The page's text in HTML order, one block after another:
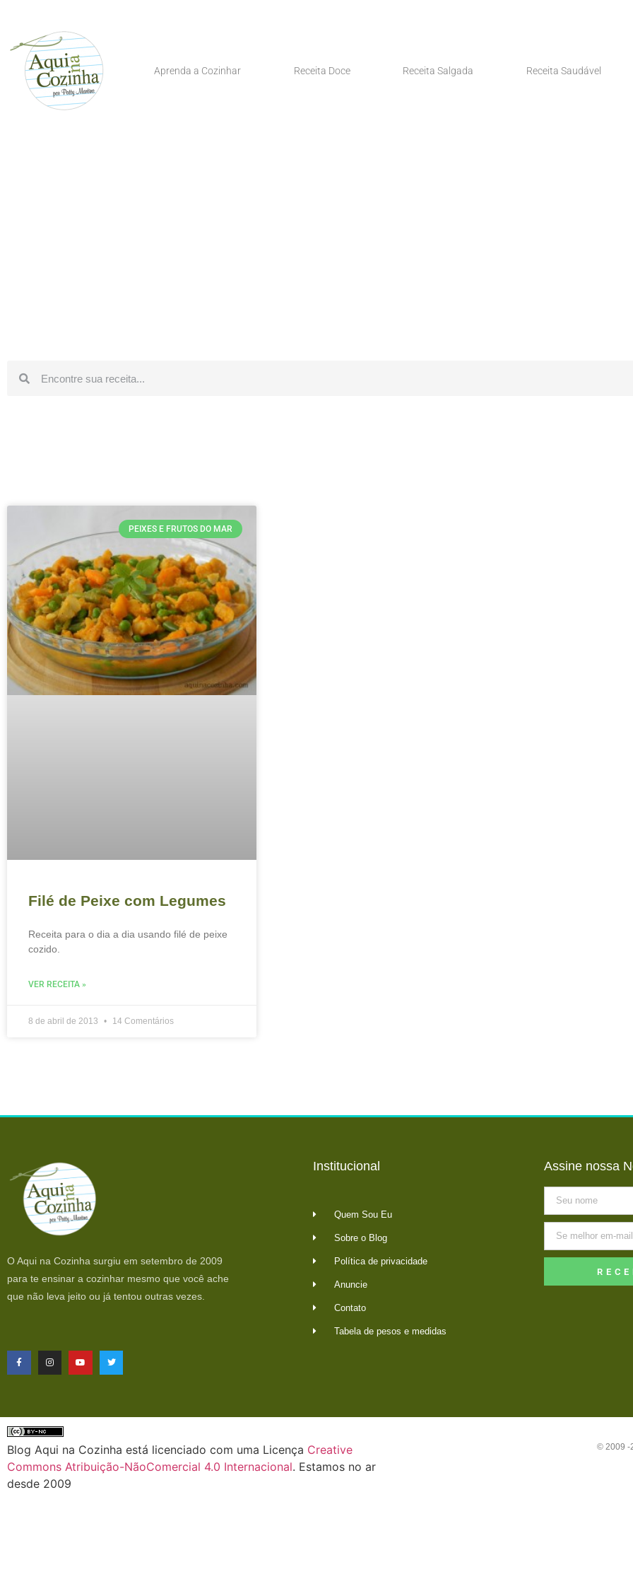
Aprenda a Cozinhar Receita Doce Receita Salgada Receita Saudável
PEIXES E FRUTOS DO MAR
Filé de Peixe com Legumes
Receita para o dia a dia usando filé de peixe
cozido.
VER RECEITA »
8 de abril de 2013 14 Comentários
O Aqui na Cozinha surgiu em setembro de 2009
para te ensinar a cozinhar mesmo que você ache
que não leva jeito ou já tentou outras vezes.
Institucional
Quem Sou Eu
Sobre o Blog
Política de privacidade
Anuncie
Contato
Tabela de pesos e medidas
Assine nossa
Blog Aqui na Cozinha está licenciado com uma Licença Creative
Commons Atribuição-NãoComercial 4.0 Internacional. Estamos no ar
desde 2009
© 2009 -